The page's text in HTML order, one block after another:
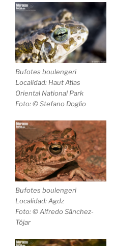
Bufotes boulengeri
Localidad: Haut Atlas
Oriental National Park
Foto: © Stefano Doglio
Bufotes boulengeri
Localidad: Agdz
Foto: © Alfredo Sánchez-
Tójar